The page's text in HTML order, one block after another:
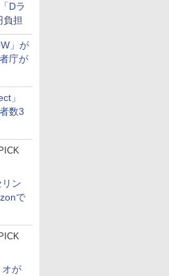
Dラ
負担
」が
庁が
」
数3
ン
で
オが